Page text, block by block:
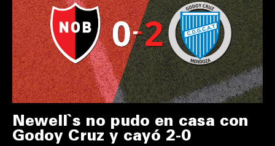
Newell`s no pudo en casa con
Godoy Cruz y cayó 2-0